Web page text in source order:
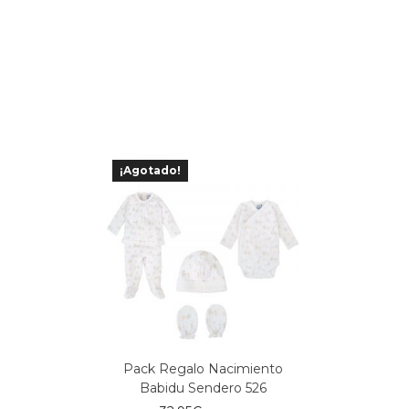
¡Agotado!
Pack Regalo Nacimiento
Babidu Sendero 526